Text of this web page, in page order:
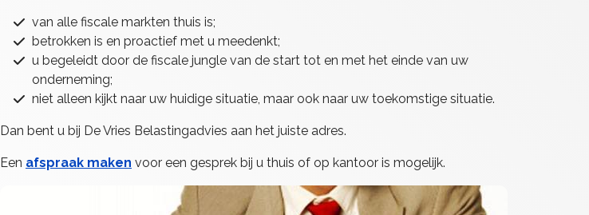
van alle fiscale markten thuis is;
betrokken is en proactief met u meedenkt;
u begeleidt door de fiscale jungle van de start tot en met het einde van uw
onderneming;
niet alleen kijkt naar uw huidige situatie, maar ook naar uw toekomstige situatie.
Dan bent u bij De Vries Belastingadvies aan het juiste adres.
Een afspraak maken voor een gesprek bij u thuis of op kantoor is mogelijk.